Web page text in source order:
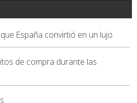
España convirtió en un lujo
de compra durante las